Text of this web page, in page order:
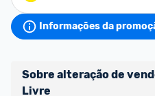
Informações da
Sobre alteração de
Livre